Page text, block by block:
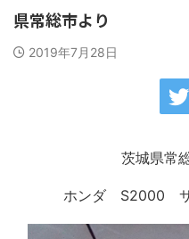
県常総市より
2019年7月28日
茨城県常
ホンダ S2000 サ